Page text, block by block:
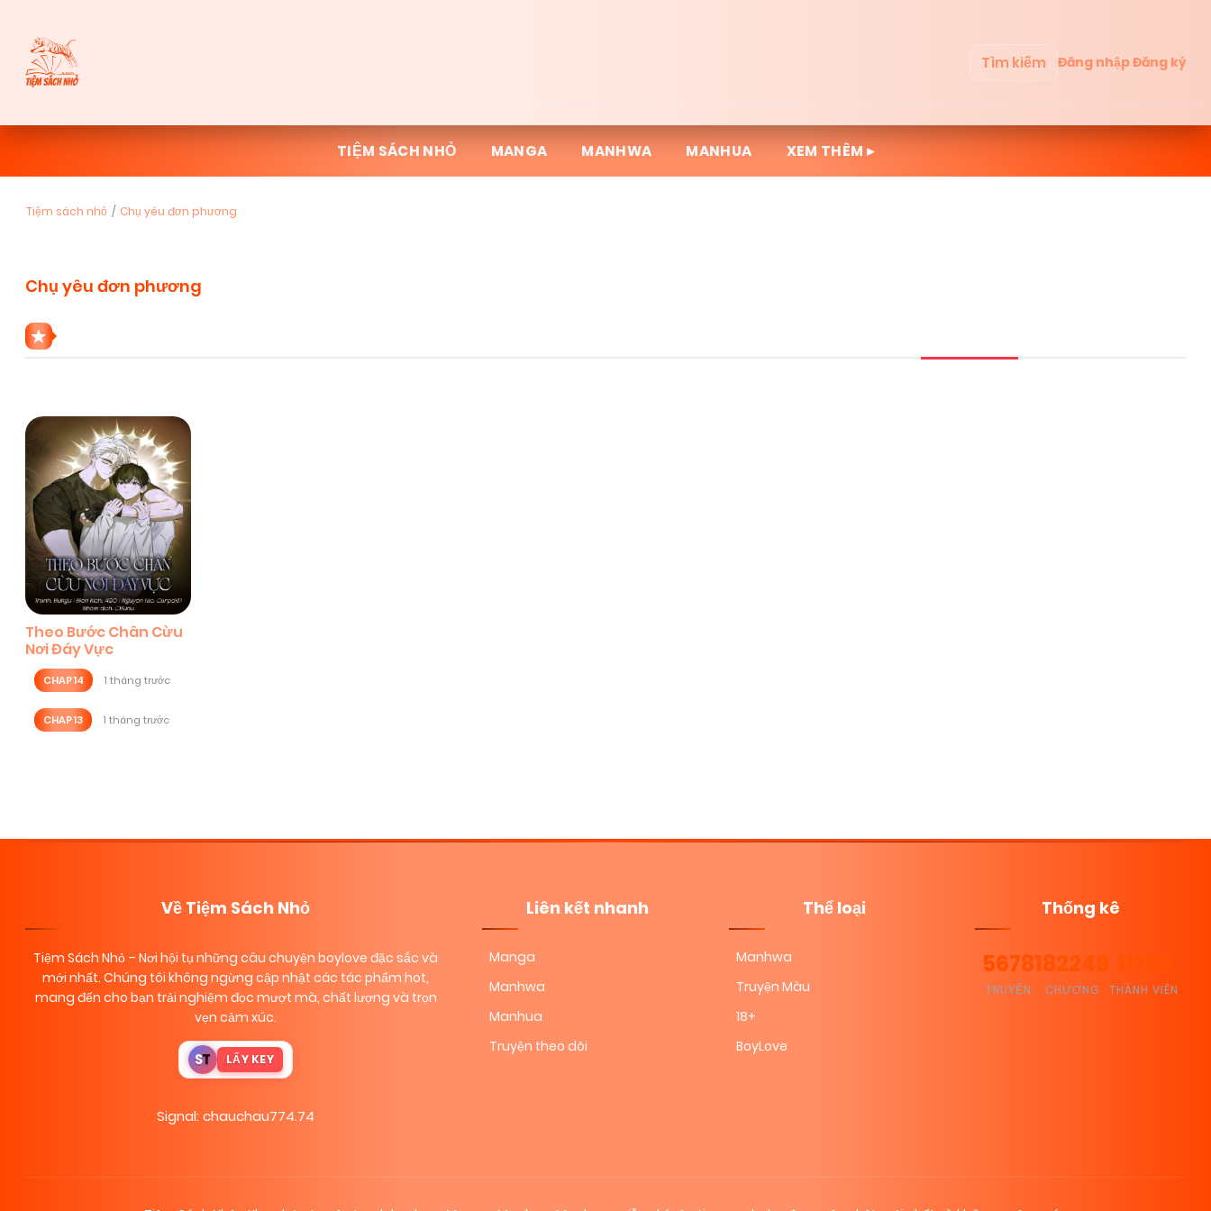
Tìm kiếm Đăng nhậpĐăng ký
TIỆM SÁCH NHỎ MANGA MANHWA MANHUA XEM THÊM ▸
Tiệm sách nhỏ Chụ yêu đơn phương
Chụ yêu đơn phương
Theo Bước Chân Cừu
Nơi Đáy Vực
CHAP 14 1 tháng trước
CHAP 13 1 tháng trước
Về Tiệm Sách Nhỏ
Tiệm Sách Nhỏ – Nơi hội tụ những câu chuyện boylove đặc sắc và
mới nhất. Chúng tôi không ngừng cập nhật các tác phẩm hot,
mang đến cho bạn trải nghiệm đọc mượt mà, chất lượng và trọn
vẹn cảm xúc.
ST LẤY KEY
Signal: chauchau774.74
Liên kết nhanh
Manga
Manhwa
Manhua
Truyện theo dõi
Thể loại
Manhwa
Truyện Màu
18+
BoyLove
Thống kê
5678
TRUYỆN
182249
CHƯƠNG THÀNH VIÊN